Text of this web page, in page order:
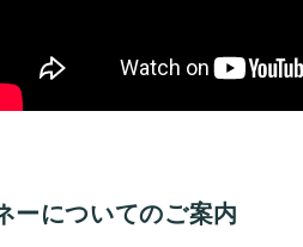
ーについてのご案内